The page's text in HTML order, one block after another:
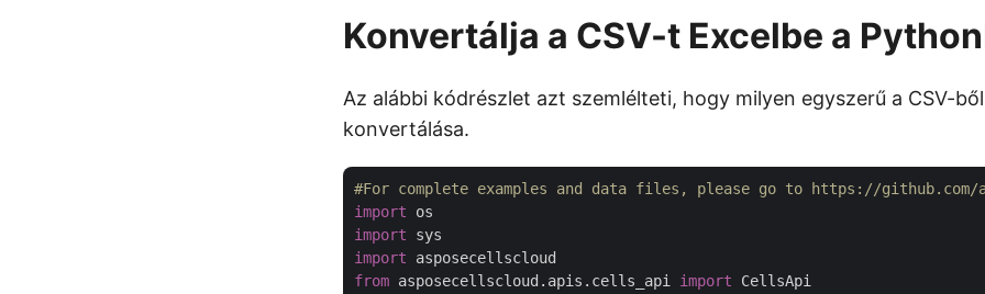
Konvertálja a CSV-t Excelbe a
Az alábbi kódrészlet azt szemlélteti, hogy milyen egyszerű a CSV-
konvertálása.
#For complete examples and data files, please go to https://github.com/
import
import
import
from asposecellscloud.apis.cells_api import CellsApi